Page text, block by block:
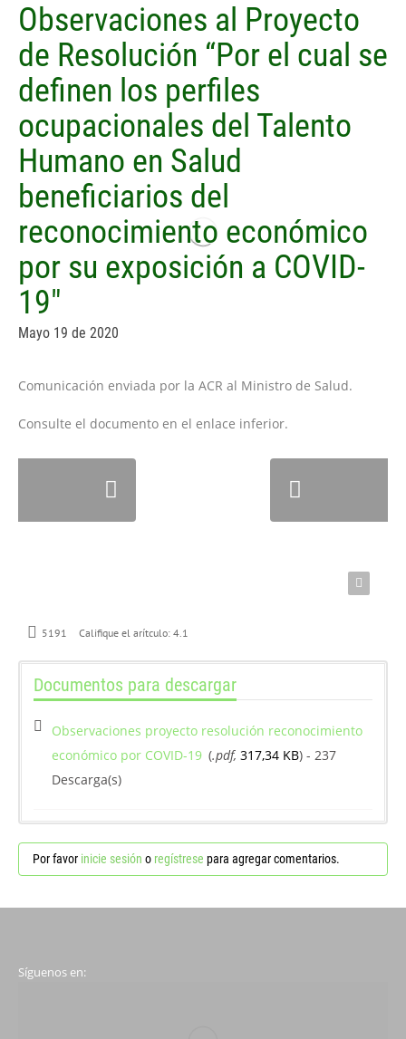
Observaciones al Proyecto
de Resolución “Por el cual se
definen los perfiles
ocupacionales del Talento
Humano en Salud
beneficiarios del
reconocimiento económico
por su exposición a COVID-
19"
Mayo 19 de 2020
Comunicación enviada por la ACR al Ministro de Salud.
Consulte el documento en el enlace inferior.
5191 Califique el arítculo: 4.1
Documentos para descargar
Observaciones proyecto resolución reconocimiento
económico por COVID-19 (.pdf, 317,34 KB) - 237
Descarga(s)
Por favor inicie sesión o regístrese para agregar comentarios.
Síguenos en: